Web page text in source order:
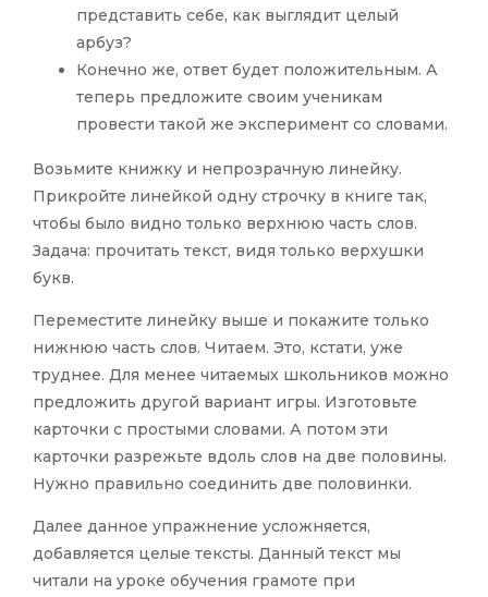
представить себе, как выглядит целый
арбуз?
Конечно же, ответ будет положительным. А
теперь предложите своим ученикам
провести такой же эксперимент со словами.
Возьмите книжку и непрозрачную линейку.
Прикройте линейкой одну строчку в книге так,
чтобы было видно только верхнюю часть слов.
Задача: прочитать текст, видя только верхушки
букв.
Переместите линейку выше и покажите только
нижнюю часть слов. Читаем. Это, кстати, уже
труднее. Для менее читаемых школьников можно
предложить другой вариант игры. Изготовьте
карточки с простыми словами. А потом эти
карточки разрежьте вдоль слов на две половины.
Нужно правильно соединить две половинки.
Далее данное упражнение усложняется,
добавляется целые тексты. Данный текст мы
читали на уроке обучения грамоте при